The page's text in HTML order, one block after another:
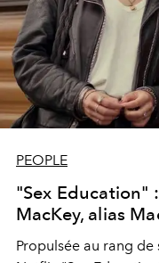
PEOPLE
"Sex Education"
MacKey, alias
Propulsée au rang